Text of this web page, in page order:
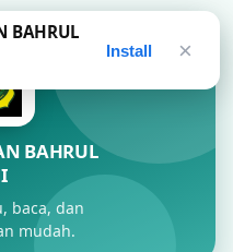
BAHRUL
baca, dan
mudah.
BAHRUL
Install ×